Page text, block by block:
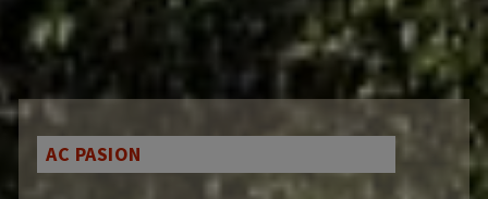
AC PASION